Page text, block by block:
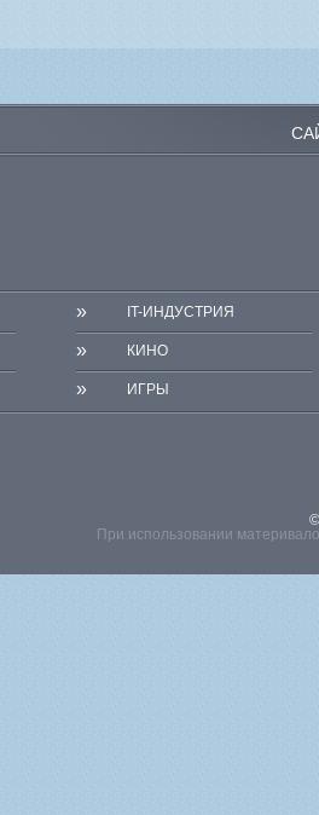
» IT-ИНДУСТРИЯ
» КИНО
» ИГРЫ
При использовании